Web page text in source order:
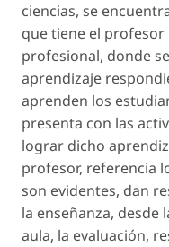
ciencias, se
que tiene el
profesional, donde
aprendizaje
aprenden los
presenta con las
lograr dicho
profesor, referencia
son evidentes, dan
la enseñanza, desde
aula, la evaluación,